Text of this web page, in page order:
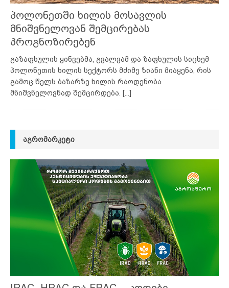
პოლონეთში ხილის მოსავლის
მნიშვნელოვან შემცირებას
პროგნოზირებენ
გაზაფხულის ყინვებმა, გვალვამ და ზაფხულის სიცხემ
პოლონეთის ხილის სექტორს მძიმე ზიანი მიაყენა, რის
გამოც წელს ბაზარზე ხილის რაოდენობა
მნიშვნელოვნად შემცირდება.
[...]
ᲐᲒᲠᲝᲛᲐᲠᲙᲔᲢᲘ